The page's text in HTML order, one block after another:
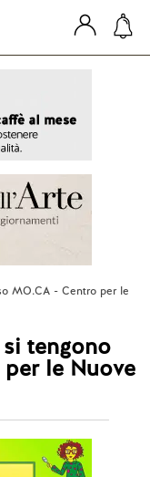
MO.CA - Centro per le
tengono
le Nuove